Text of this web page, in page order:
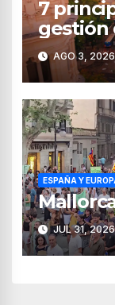
7
gestión
según
AGO 3,
ESPAÑA Y
JUL 31, 2026